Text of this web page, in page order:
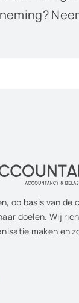
op basis van de
doelen. Wij
maken en